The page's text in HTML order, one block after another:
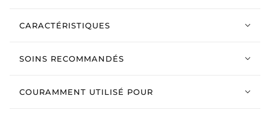
CARACTÉRISTIQUES
SOINS RECOMMANDÉS
COURAMMENT UTILISÉ POUR